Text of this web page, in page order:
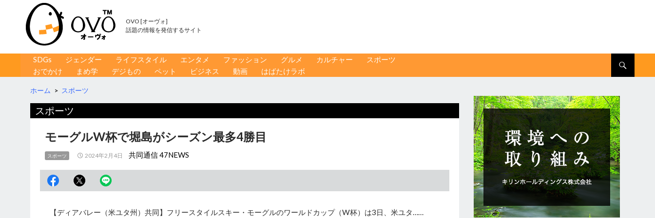
OVO [オーヴォ]
話題の情報を発信するサイト
コンテンツへ移動
SDGs ジェンダー ライフスタイル エンタメ ファッション グルメ カルチャー
スポーツ
おでかけ
まめ学 デジもの ペット ビジネス 動画 はばたけラボ
ホーム > スポーツ
スポーツ
モーグルW杯で堀島がシーズン最多4勝目
スポーツ 2024年2月4日 共同通信 47NEWS
【ディアバレー（米ユタ州）共同】フリースタイルスキー・モーグルのワールドカップ（W杯）は3日、米ユタ……